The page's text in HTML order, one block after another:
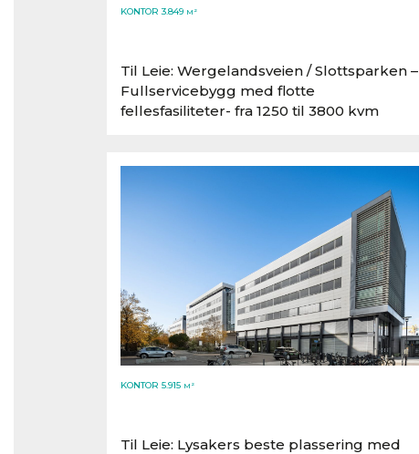
KONTOR 3.849 M²
Til Leie: Wergelandsveien /​ Slottsparken –
Fullservicebygg med flotte
fellesfasiliteter- fra 1250 til 3800 kvm
KONTOR 5.915 M²
Til Leie: Lysakers beste plassering med